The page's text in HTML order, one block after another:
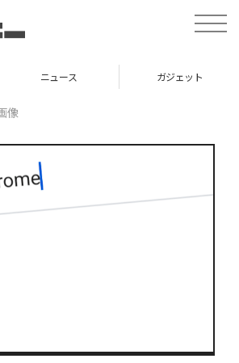
toggle
ニュース ガジェット
像